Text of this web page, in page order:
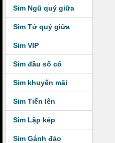
Sim Ngũ quý giữa
Sim Tứ quý giữa
Sim VIP
Sim đầu số cổ
Sim khuyến mãi
Sim Tiến lên
Sim Lặp kép
Sim Gánh đảo